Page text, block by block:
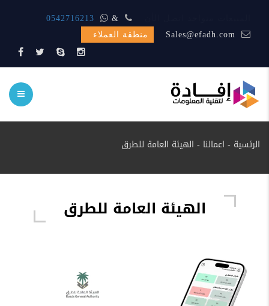
&
0542716213
منطقة العملاء
الرئسية - اعمالنا - الهيئة العامة للطرق
الهيئة العامة للطرق